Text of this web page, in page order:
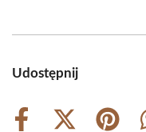
Udostępnij
Share
Share
Share